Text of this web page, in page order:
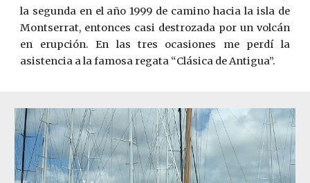
la segunda en el año 1999 de camino hacia la isla de
Montserrat, entonces casi destrozada por un volcán
en erupción. En las tres ocasiones me perdí la
asistencia a la famosa regata “Clásica de Antigua”.